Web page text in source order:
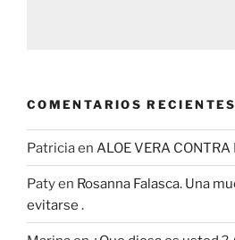
COMENTARIOS RECIENTES
Patriciaen ALOE VERA CONTRA
Patyen Rosanna Falasca. Una
evitarse .